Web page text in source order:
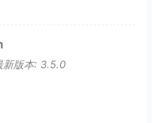
新版本: 3.5.0